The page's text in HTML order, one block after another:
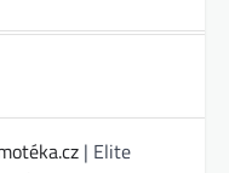
| Elite